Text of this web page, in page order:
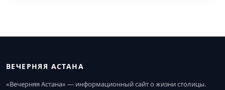
ВЕЧЕРНЯЯ АСТАНА
«Вечерняя Астана» — информационный сайт о жизни столицы.